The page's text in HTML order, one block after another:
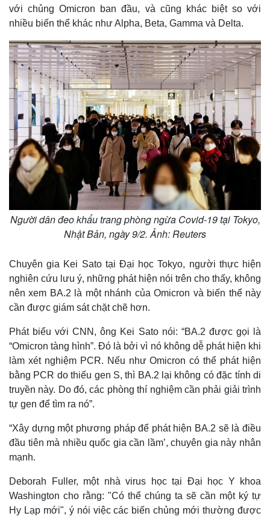
Kinh tế
Bất động sản
Khởi nghiệp
Thị trường
Giá vàng
Tiêu dùng
Tỷ giá
với chủng Omicron ban đầu, và cũng khác biệt so với
nhiều biến thể khác như Alpha, Beta, Gamma và Delta.
Người dân đeo khẩu trang phòng ngừa Covid-19 tại Tokyo,
Nhật Bản, ngày 9/2. Ảnh: Reuters
Chuyên gia Kei Sato tại Đại học Tokyo, người thực hiện
nghiên cứu lưu ý, những phát hiện nói trên cho thấy, không
nên xem BA.2 là một nhánh của Omicron và biến thể này
cần được giám sát chặt chẽ hơn.
Phát biểu với CNN, ông Kei Sato nói: “BA.2 được gọi là
“Omicron tàng hình”. Đó là bởi vì nó không dễ phát hiện khi
làm xét nghiệm PCR. Nếu như Omicron có thể phát hiện
bằng PCR do thiếu gen S, thì BA.2 lại không có đặc tính di
truyền này. Do đó, các phòng thí nghiệm cần phải giải trình
tự gen để tìm ra nó”.
“Xây dựng một phương pháp để phát hiện BA.2 sẽ là điều
đầu tiên mà nhiều quốc gia cần lầm’, chuyên gia này nhân
mạnh.
Deborah Fuller, một nhà virus học tại Đại học Y khoa
Washington cho rằng: "Có thể chúng ta sẽ cần một ký tự
Hy Lạp mới", ý nói việc các biến chủng mới thường được